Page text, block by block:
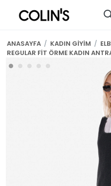
ANASAYFA / KADIN GİYİM /
REGULAR FİT ÖRME KADIN